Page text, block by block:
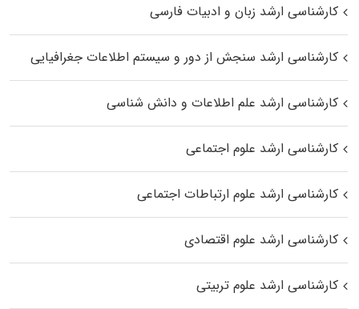
کارشناسی ارشد زبان و ادبیات فارسی
کارشناسی ارشد سنجش از دور و سیستم اطلاعات جغرافیایی
کارشناسی ارشد علم اطلاعات و دانش شناسی
کارشناسی ارشد علوم اجتماعی
کارشناسی ارشد علوم ارتباطات اجتماعی
کارشناسی ارشد علوم اقتصادی
کارشناسی ارشد علوم تربیتی